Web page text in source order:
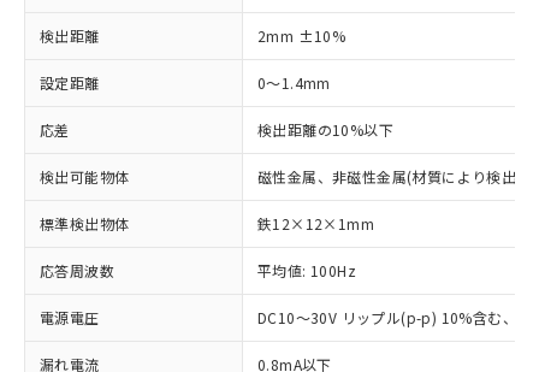
検出距離 2mm ±10%
設定距離 0～1.4mm
応差 検出距離の10%以下
検出可能物体 磁性金属、非磁性金属(材質により検出距
標準検出物体 鉄12×12×1mm
応答周波数 平均値: 100Hz
電源電圧 DC10～30V リップル(p-p) 10%含む、
漏れ電流 0.8mA以下